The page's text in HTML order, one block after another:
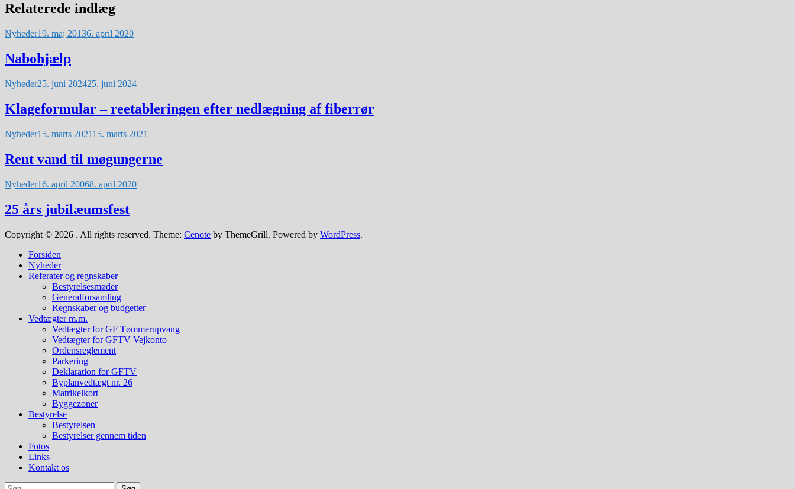
Relaterede indlæg
Nyheder19. maj 20136. april 2020
Nabohjælp
Nyheder25. juni 202425. juni 2024
Klageformular – reetableringen efter nedlægning af fiberrør
Nyheder15. marts 202115. marts 2021
Rent vand til møgungerne
Nyheder16. april 20068. april 2020
25 års jubilæumsfest
Copyright © 2026 . All rights reserved. Theme: Cenote by ThemeGrill. Powered by WordPress.
Forsiden
Nyheder
Referater og regnskaber
Bestyrelsesmøder
Generalforsamling
Regnskaber og budgetter
Vedtægter m.m.
Vedtægter for GF Tømmerupvang
Vedtægter for GFTV Vejkonto
Ordensreglement
Parkering
Deklaration for GFTV
Byplanvedtægt nr. 26
Matrikelkort
Byggezoner
Bestyrelse
Bestyrelsen
Bestyrelser gennem tiden
Fotos
Links
Kontakt os
Søg